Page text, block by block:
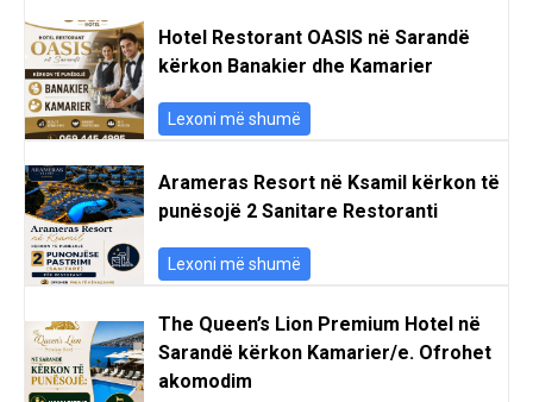
Hotel Restorant OASIS në Sarandë
kërkon Banakier dhe Kamarier
Lexoni më shumë
Arameras Resort në Ksamil kërkon të
punësojë 2 Sanitare Restoranti
Lexoni më shumë
The Queen’s Lion Premium Hotel në
Sarandë kërkon Kamarier/e. Ofrohet
akomodim